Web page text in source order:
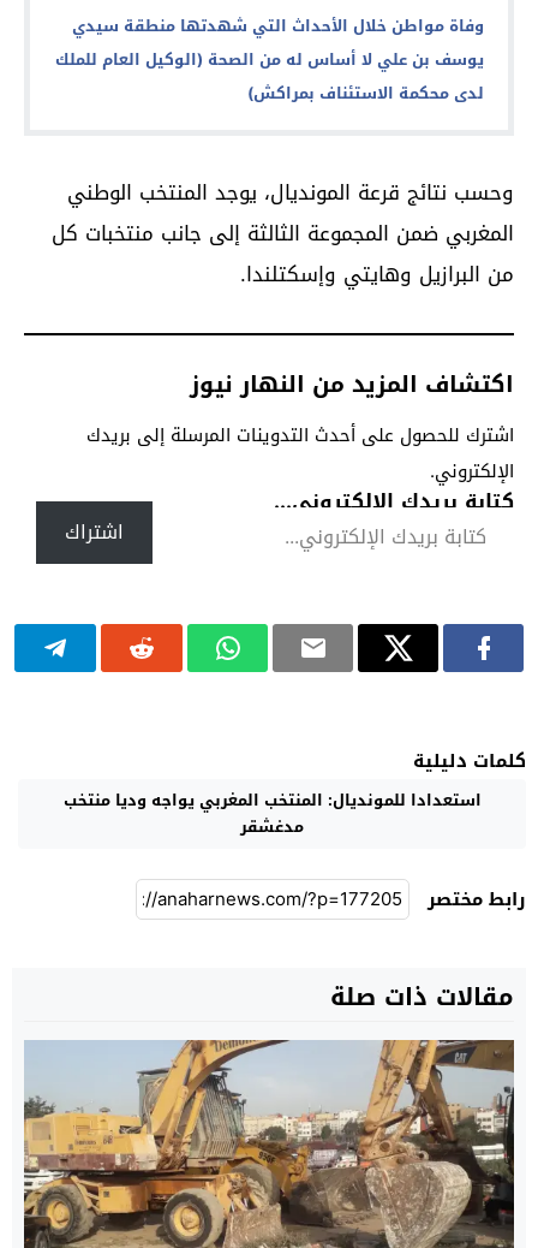
وفاة مواطن خلال الأحداث التي شهدتها منطقة سيدي
يوسف بن علي لا أساس له من الصحة (الوكيل العام للملك
لدى محكمة الاستئناف بمراكش)
وحسب نتائج قرعة المونديال، يوجد المنتخب الوطني
المغربي ضمن المجموعة الثالثة إلى جانب منتخبات كل
من البرازيل وهايتي وإسكتلندا.
اكتشاف المزيد من النهار نيوز
اشترك للحصول على أحدث التدوينات المرسلة إلى بريدك
الإلكتروني.
كتابة بريدك الإلكتروني...
اشتراك
كلمات دليلية
استعدادا للمونديال: المنتخب المغربي يواجه وديا منتخب
مدغشقر
رابط مختصر
مقالات ذات صلة